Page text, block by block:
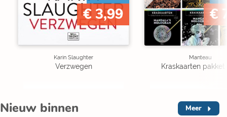
€ 3,99
Karin Slaughter
Verzwegen
€
Manteau
Kraskaarten pakket
Nieuw binnen Meer